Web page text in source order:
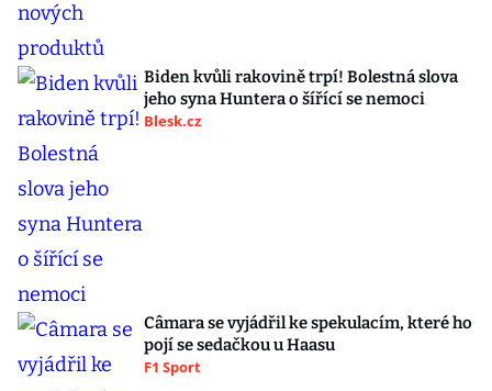
Biden kvůli rakovině trpí! Bolestná slova
jeho syna Huntera o šířící se nemoci
Blesk.cz
Câmara se vyjádřil ke spekulacím, které ho
pojí se sedačkou u Haasu
F1 Sport